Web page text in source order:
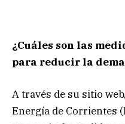
¿Cuáles son las
para reducir la
A través de su sitio
Energía de Corrientes